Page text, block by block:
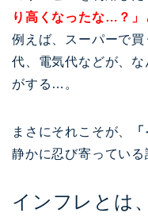
り高くなったな…？」
例えば、スーパーで
代、電気代などが、
がする…。
まさにそれこそが、
静かに忍び寄っている
インフレとは